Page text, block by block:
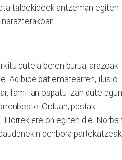
taldekideek antzeman egiten
dutela beren burua; arazoak
Adibide bat ematearren, ilusio
familian ospatu izan dute egun
Orduan, pastak
Horrek ere on egiten die.
denbora partekatzeak.